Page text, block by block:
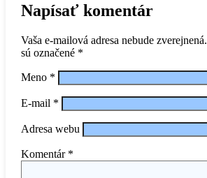
Napísať komentár
Vaša e-mailová adresa nebude zverejnená.
sú označené *
Meno *
E-mail *
Adresa webu
Komentár *